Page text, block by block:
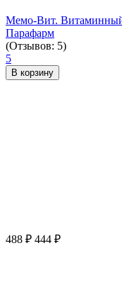
Мемо-Вит. Витаминный
Парафарм
(Отзывов: 5)
5
В корзину
488 ₽ 444 ₽